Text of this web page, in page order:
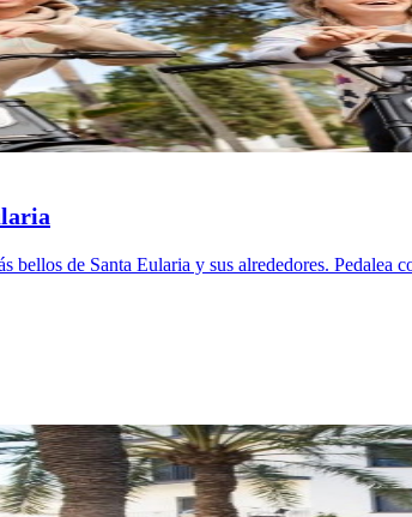
bellos de Santa Eularia y sus alrededores. Pedalea